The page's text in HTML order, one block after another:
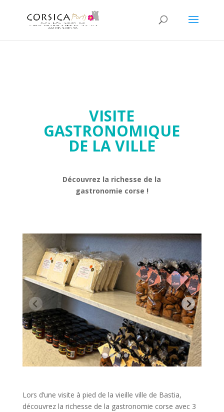
VISITE
GASTRONOMIQUE
DE LA VILLE
Découvrez la richesse de la
gastronomie corse !
Lors d’une visite à pied de la vieille ville de Bastia,
découvrez la richesse de la gastronomie corse avec 3